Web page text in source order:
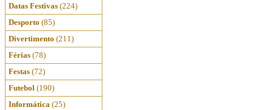
Datas Festivas (224)
Desporto (85)
Divertimento (211)
Férias (78)
Festas (72)
Futebol (190)
Informática (25)